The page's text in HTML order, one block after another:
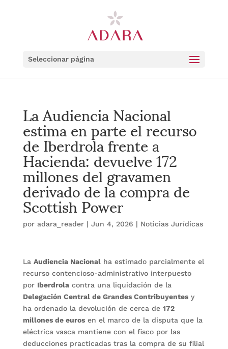
Seleccionar página
La Audiencia Nacional
estima en parte el recurso
de Iberdrola frente a
Hacienda: devuelve 172
millones del gravamen
derivado de la compra de
Scottish Power
por adara_reader| Jun 4, 2026 | Noticias Jurídicas
La Audiencia Nacionalha estimado parcialmente el
recurso contencioso-administrativo interpuesto
por Iberdrolacontra una liquidación de la
Delegación Central de Grandes Contribuyentesy
ha ordenado la devolución de cerca de 172
millones de eurosen el marco de la disputa que la
eléctrica vasca mantiene con el fisco por las
deducciones practicadas tras la compra de su filial